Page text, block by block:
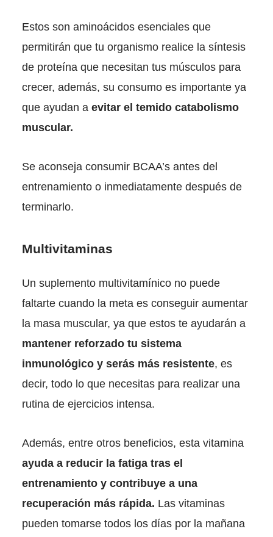
Estos son aminoácidos esenciales que
permitirán que tu organismo realice la síntesis
de proteína que necesitan tus músculos para
crecer, además, su consumo es importante ya
que ayudan a evitar el temido catabolismo
muscular.
Se aconseja consumir BCAA’s antes del
entrenamiento o inmediatamente después de
terminarlo.
Multivitaminas
Un suplemento multivitamínico no puede
faltarte cuando la meta es conseguir aumentar
la masa muscular, ya que estos te ayudarán a
mantener reforzado tu sistema
inmunológico y serás más resistente, es
decir, todo lo que necesitas para realizar una
rutina de ejercicios intensa.
Además, entre otros beneficios, esta vitamina
ayuda a reducir la fatiga tras el
entrenamiento y contribuye a una
recuperación más rápida. Las vitaminas
pueden tomarse todos los días por la mañana